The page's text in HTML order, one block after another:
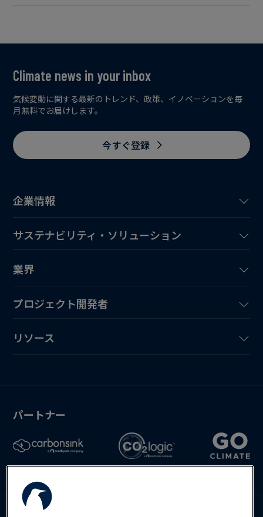
Deutsch
English
Español
企業情報
サステナビリティ・ソリューション
業界
プロジェクト開発者
リソース
Climate news in your inbox
気候変動に関する最新のトレンド、政策、イノベーションを毎
月無料でお届けします。
今すぐ登録
パートナー